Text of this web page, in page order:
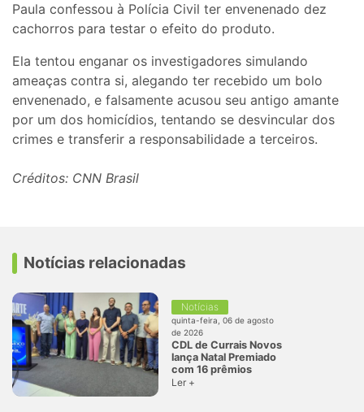
Paula confessou à Polícia Civil ter envenenado dez
cachorros para testar o efeito do produto.
Ela tentou enganar os investigadores simulando
ameaças contra si, alegando ter recebido um bolo
envenenado, e falsamente acusou seu antigo amante
por um dos homicídios, tentando se desvincular dos
crimes e transferir a responsabilidade a terceiros.
Créditos: CNN Brasil
Notícias relacionadas
Notícias
quinta-feira, 06 de agosto
de 2026
CDL de Currais Novos
lança Natal Premiado
com 16 prêmios
Ler +